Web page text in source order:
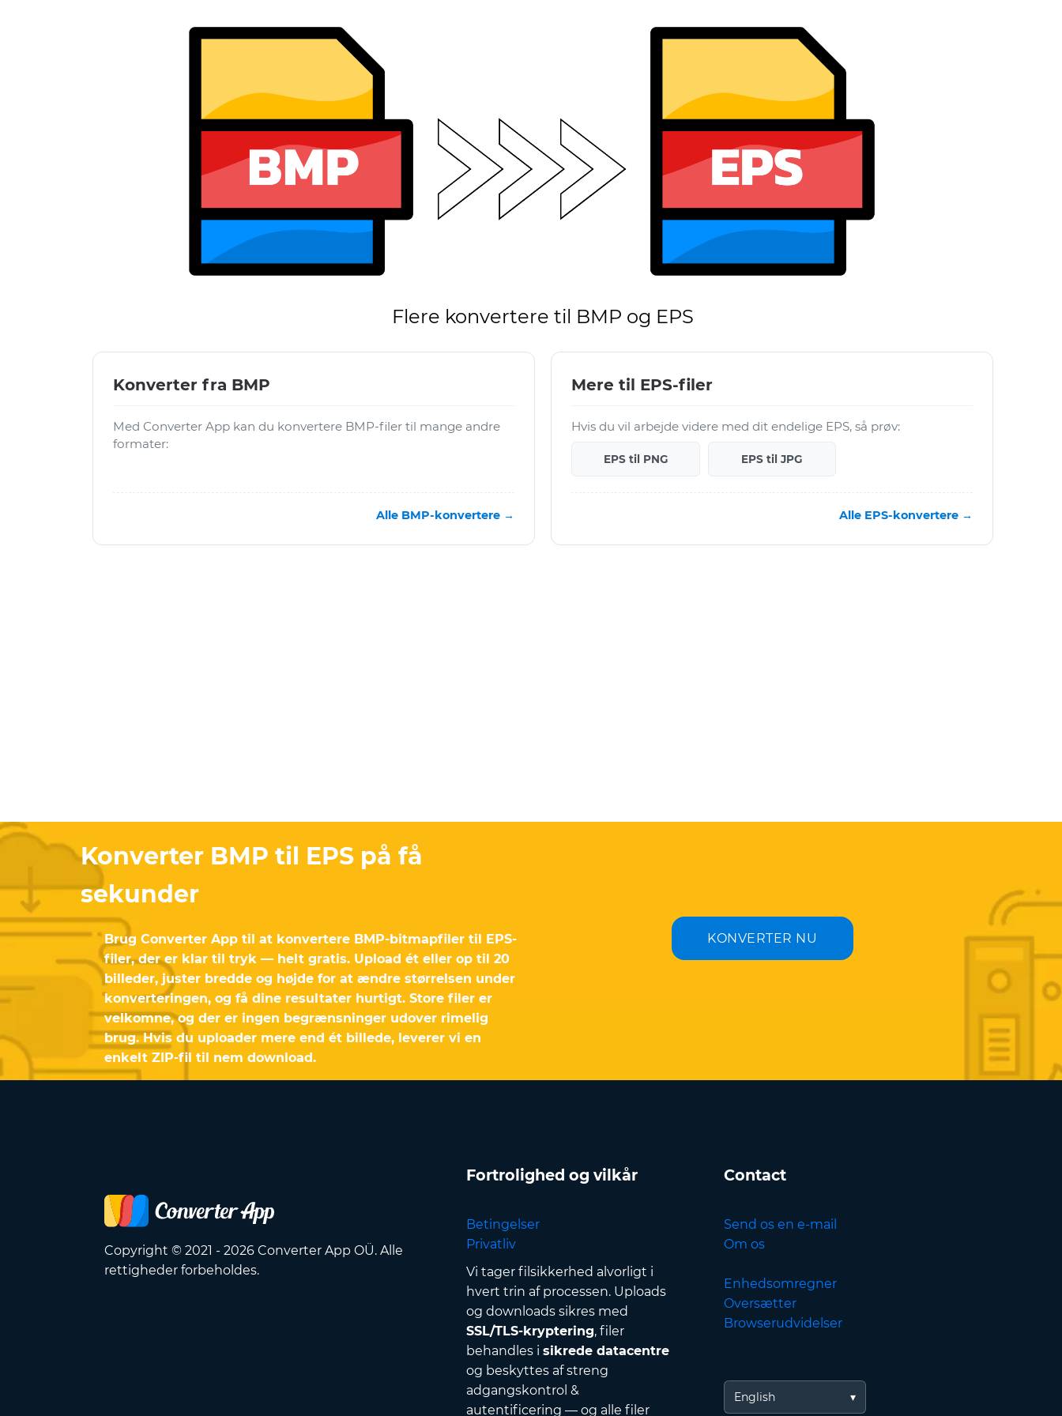
Flere konvertere til BMP og EPS
Konverter fra BMP
Med Converter App kan du konvertere BMP-filer til mange andre
formater:
Alle BMP-konvertere →
Mere til EPS-filer
Hvis du vil arbejde videre med dit endelige EPS, så prøv:
EPS til PNG EPS til JPG
Alle EPS-konvertere →
Konverter BMP til EPS på få
sekunder
Brug Converter App til at konvertere BMP-bitmapfiler til EPS-
filer, der er klar til tryk — helt gratis. Upload ét eller op til 20
billeder, juster bredde og højde for at ændre størrelsen under
konverteringen, og få dine resultater hurtigt. Store filer er
velkomne, og der er ingen begrænsninger udover rimelig
brug. Hvis du uploader mere end ét billede, leverer vi en
enkelt ZIP-fil til nem download.
KONVERTER NU
Copyright © 2021 - 2026 Converter App OÜ. Alle
rettigheder forbeholdes.
Fortrolighed og vilkår
Betingelser
Privatliv
Vi tager filsikkerhed alvorligt i
hvert trin af processen. Uploads
og downloads sikres med
SSL/TLS-kryptering, filer
behandles i sikrede datacentre
og beskyttes af streng
adgangskontrol &
autentificering — og alle filer
Contact
Send os en e-mail
Om os
Enhedsomregner
Oversætter
Browserudvidelser
English